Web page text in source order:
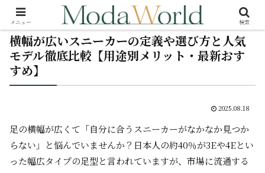
横幅が広いスニーカーの定義や選び方と人気
モデル徹底比較【用途別メリット・最新おす
すめ】
2025.08.18
足の横幅が広くて「自分に合うスニーカーがなかなか見つか
らない」と悩んでいませんか？日本人の約40％が3Eや4Eとい
った幅広タイプの足型と言われていますが、市場に流通する
メニュー 検索